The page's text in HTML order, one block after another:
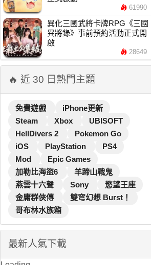
61990
異化三國武將卡牌RPG《三國
異將錄》事前預約活動正式開
啟
28649
🔥 近 30 日熱門主題
免費遊戲
iPhone更新
Steam
Xbox
UBISOFT
HellDivers 2
Pokemon Go
iOS
PlayStation
PS4
Mod
Epic Games
加勒比海盜6
羊蹄山戰鬼
燕雲十六聲
Sony
慾望王座
金庸群俠傳
雙穹幻想 Burst！
哥布林水族箱
最新人氣下載